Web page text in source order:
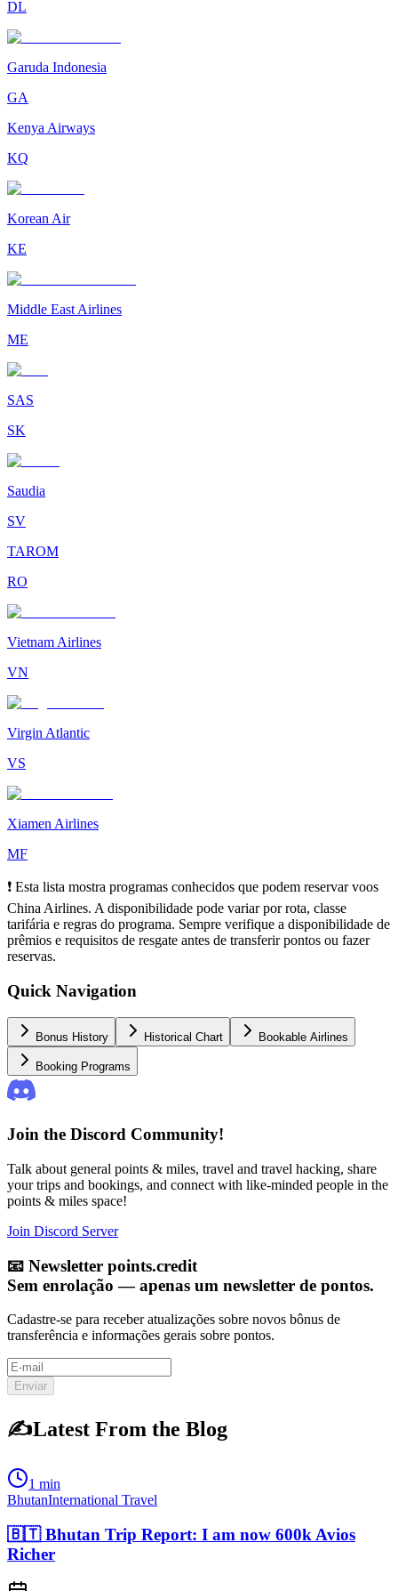
DL
Garuda Indonesia
GA
Kenya Airways
KQ
Korean Air
KE
Middle East Airlines
ME
SAS
SK
Saudia
SV
TAROM
RO
Vietnam Airlines
VN
Virgin Atlantic
VS
Xiamen Airlines
MF
❗ Esta lista mostra programas conhecidos que podem reservar voos
China Airlines. A disponibilidade pode variar por rota, classe
tarifária e regras do programa. Sempre verifique a disponibilidade de
prêmios e requisitos de resgate antes de transferir pontos ou fazer
reservas.
Quick Navigation
Bonus History Historical Chart Bookable Airlines
Booking Programs
Join the Discord Community!
Talk about general points & miles, travel and travel hacking, share
your trips and bookings, and connect with like-minded people in the
points & miles space!
Join Discord Server
📧 Newsletter points.credit
Sem enrolação — apenas um newsletter de pontos.
Cadastre-se para receber atualizações sobre novos bônus de
transferência e informações gerais sobre pontos.
Enviar
✍️Latest From the Blog
1 min
BhutanInternational Travel
🇧🇹 Bhutan Trip Report: I am now 600k Avios
Richer